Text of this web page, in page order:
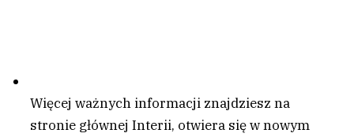
Więcej ważnych informacji znajdziesz na
stronie głównej Interii, otwiera się w nowym